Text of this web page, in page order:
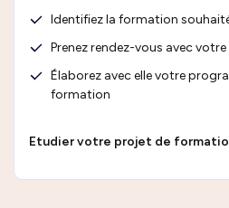
Identifiez la formation
Prenez rendez-vous avec
Élaborez avec elle votre
formation
Etudier votre projet de